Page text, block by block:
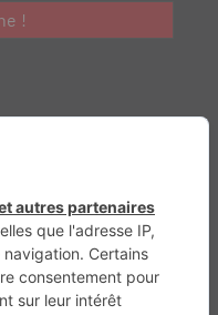
Trial Mag Sport-Bikes
Maisons A Vivre